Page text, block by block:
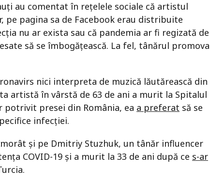
au comentat în rețelele sociale că artistul
pe pagina sa de Facebook erau distribuite
nu ar exista sau că pandemia ar fi regizată de
să se îmbogățească. La fel, tânărul promova
nici interpreta de muzică lăutărească din
artistă în vârstă de 63 de ani a murit la Spitalul
presei din România, ea a preferat să se
infecției.
și pe Dmitriy Stuzhuk, un tânăr influencer
COVID-19 și a murit la 33 de ani după ce s-ar